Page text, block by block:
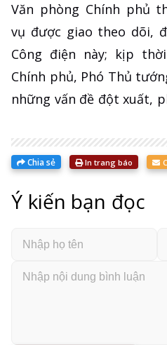
Văn phòng Chính phủ
vụ được giao theo dõi,
Công điện này; kịp
Chính phủ, Phó Thủ
những vấn đề đột xuất,
Chia sẻ In trang báo
Ý kiến bạn đọc